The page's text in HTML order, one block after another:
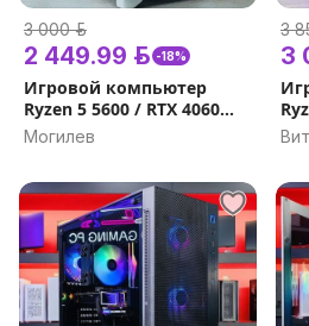
3 000 р.
2 449.99 р. -18%
Игровой компьютер
Ryzen 5 5600 / RTX 4060
8GB / 16gb,32GB / 1Tb /
Могилев
3
3